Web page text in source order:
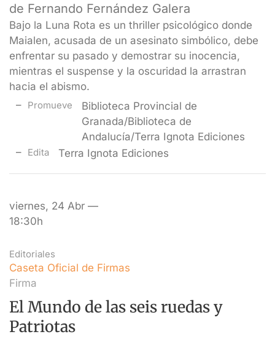
de Fernando Fernández Galera
Bajo la Luna Rota es un thriller psicológico donde
Maialen, acusada de un asesinato simbólico, debe
enfrentar su pasado y demostrar su inocencia,
mientras el suspense y la oscuridad la arrastran
hacia el abismo.
Promueve
Biblioteca Provincial de
Granada/Biblioteca de
Andalucía/Terra Ignota Ediciones
Edita Terra Ignota Ediciones
viernes, 24 Abr —
18:30h
Editoriales
Caseta Oficial de Firmas
Firma
El Mundo de las seis ruedas y
Patriotas